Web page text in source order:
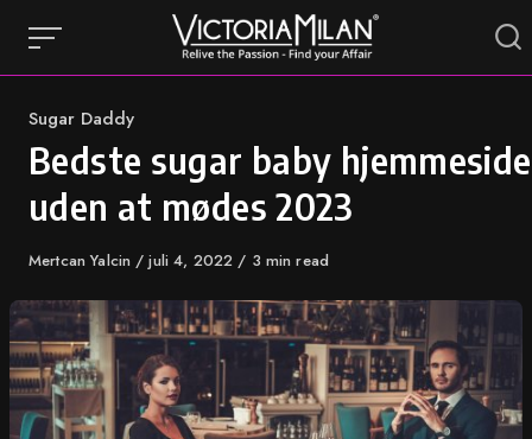
content
Category
Sugar Daddy
Bedste sugar baby
uden at mødes 2023
Author
Mertcan Yalcin
Published
juli 4, 2022 3 min read